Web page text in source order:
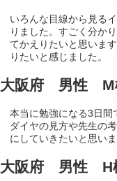
いろんな目線から見る
りました。すごく分か
てかえりたいと思いま
りたいと感じました。
大阪府 男性 M
本当に勉強になる3日間
ダイヤの見方や先生の
にしていきたいと思い
大阪府 男性 H